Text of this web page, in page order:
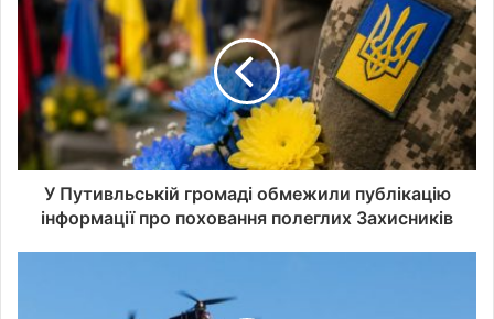
д
е
с
у
в
ш
У Путивльській громаді обмежили публікацію
інформації про поховання полеглих Захисників